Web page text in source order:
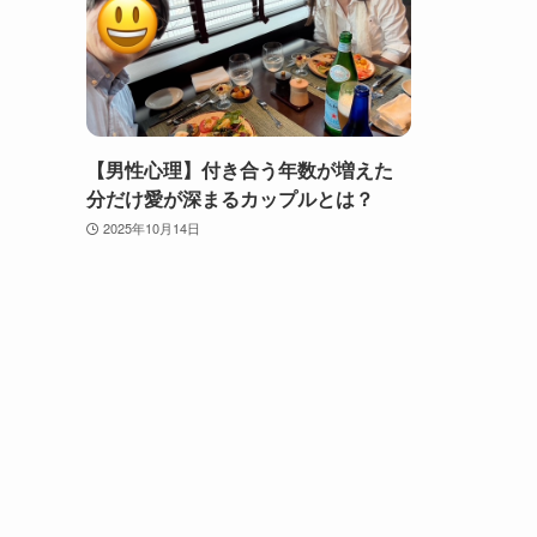
【男性心理】付き合う年数が増えた
分だけ愛が深まるカップルとは？
2025年10月14日